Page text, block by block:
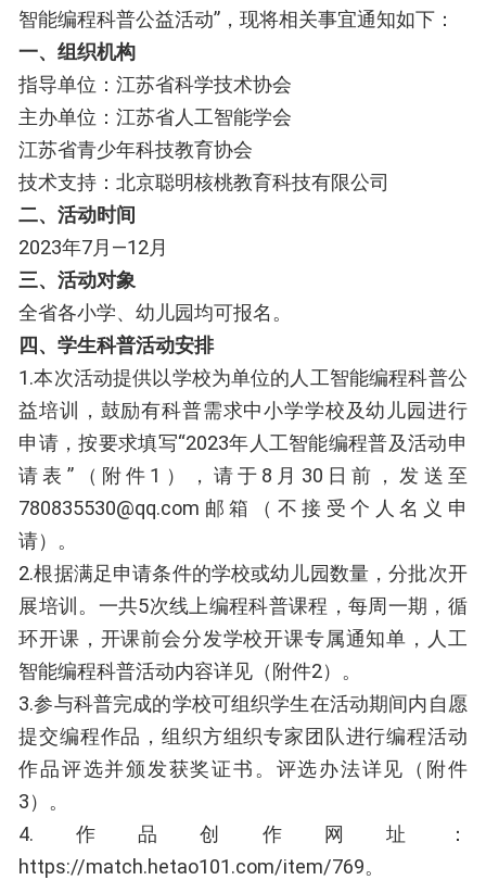
智能编程科普公益活动”，现将相关事宜通知如下：
一、组织机构
指导单位：江苏省科学技术协会
主办单位：江苏省人工智能学会
江苏省青少年科技教育协会
技术支持：北京聪明核桃教育科技有限公司
二、活动时间
2023年7月—12月
三、活动对象
全省各小学、幼儿园均可报名。
四、学生科普活动安排
1.本次活动提供以学校为单位的人工智能编程科普公
益培训，鼓励有科普需求中小学学校及幼儿园进行
申请，按要求填写“2023年人工智能编程普及活动申
请表”（附件1），请于8月30日前，发送至
780835530@qq.com邮箱（不接受个人名义申
请）。
2.根据满足申请条件的学校或幼儿园数量，分批次开
展培训。一共5次线上编程科普课程，每周一期，循
环开课，开课前会分发学校开课专属通知单，人工
智能编程科普活动内容详见（附件2）。
3.参与科普完成的学校可组织学生在活动期间内自愿
提交编程作品，组织方组织专家团队进行编程活动
作品评选并颁发获奖证书。评选办法详见（附件
3）。
4.作品创作网址：
https://match.hetao101.com/item/769。